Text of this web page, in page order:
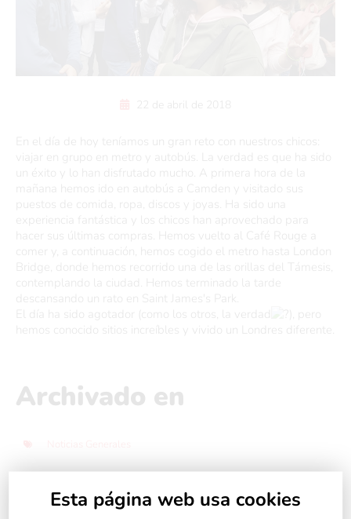
22 de abril de 2018
En el día de hoy teníamos un gran reto con nuestros chicos:
viajar en grupo en metro y autobús. La verdad es que ha sido
un éxito y lo han disfrutado mucho. A primera hora de la
mañana hemos ido en autobús a Camden y visitado sus
puestos de comida, ropa, discos y joyas. Ha sido una
experiencia fantástica y los chicos han aprovechado para
hacer sus últimas compras. Hemos vuelto al Café Rouge a
comer y, a continuación, hemos cogido el metro hasta London
Bridge, donde hemos recorrido una de las orillas del Támesis,
contemplando la ciudad. Hemos terminado la tarde
descansando un rato en Saint James's Park.
El día ha sido agotador (como los otros, la verdad
), pero
hemos conocido sitios increíbles y vivido un Londres diferente.
Archivado en
Esta página web usa cookies